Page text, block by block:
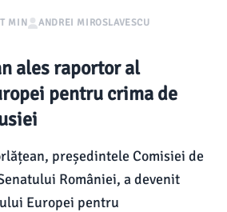
MIN ANDREI MIROSLAVESCU
ales raportor al
pentru crima de
președintele Comisiei de
României, a devenit
Europei pentru